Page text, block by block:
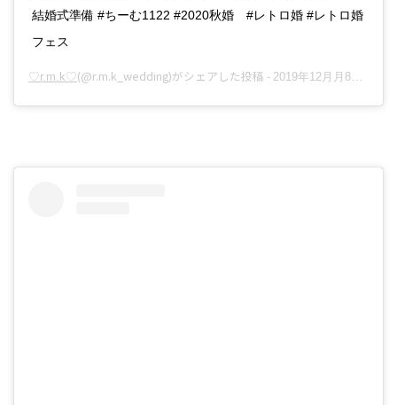
結婚式準備 #ちーむ1122 #2020秋婚 #レトロ婚 #レトロ婚
フェス
♡r.m.k♡(@r.m.k_wedding)がシェアした投稿 - 2019年12月月8日午前7時51分PST